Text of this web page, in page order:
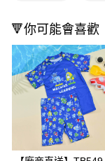
【「AFTEE先享後付」
１．於結帳方式選擇「
結帳頁面，進行簡訊認
２．訂單成立數日內，
３．收到繳費通知簡訊
ATM／網路銀行／等多
※ 請注意：結帳手續
購買商品的店家。未
後付繳納相關費用。
※ 交易是否成功請以
是否繳費成功／繳費
宅配(離島廠商直送🚚)
每筆NT$300
🔻你可能會喜歡